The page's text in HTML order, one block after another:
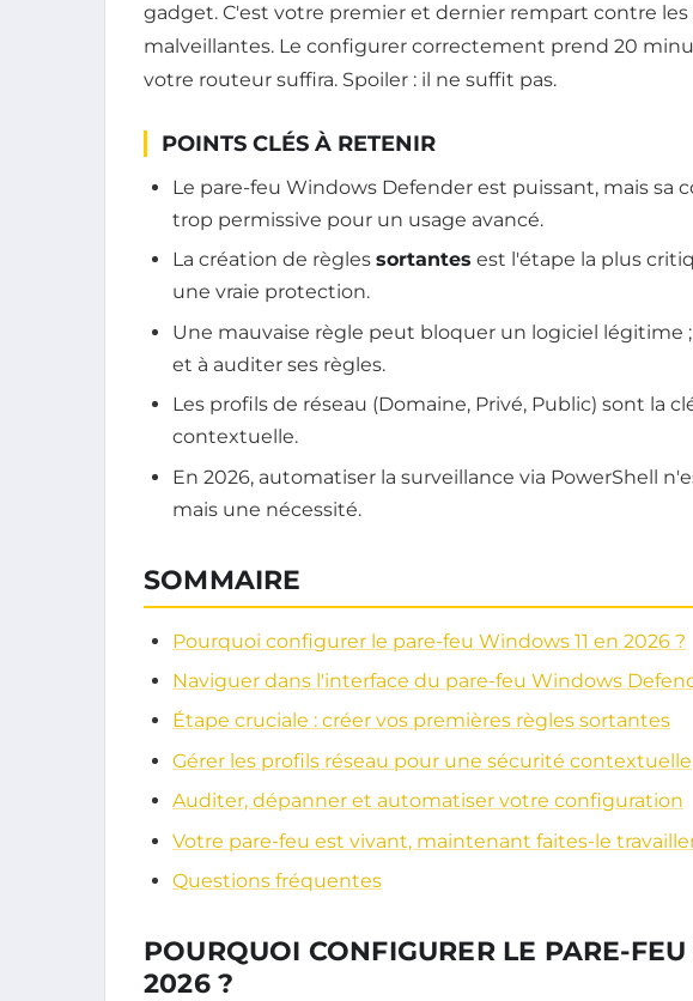
gadget. C'est votre premier et dernier rempart contre
malveillantes. Le configurer correctement prend 20
votre routeur suffira. Spoiler : il ne suffit pas.
POINTS CLÉS À RETENIR
Le pare-feu Windows Defender est puissant, mais sa
trop permissive pour un usage avancé.
La création de règles sortantes est l'étape la plus
une vraie protection.
Une mauvaise règle peut bloquer un logiciel légitime
et à auditer ses règles.
Les profils de réseau (Domaine, Privé, Public) sont la
contextuelle.
En 2026, automatiser la surveillance via PowerShell
mais une nécessité.
SOMMAIRE
Pourquoi configurer le pare-feu Windows 11 en 2026 ?
Naviguer dans l'interface du pare-feu Windows
Étape cruciale : créer vos premières règles sortantes
Gérer les profils réseau pour une sécurité contextuelle
Auditer, dépanner et automatiser votre configuration
Votre pare-feu est vivant, maintenant faites-le
Questions fréquentes
POURQUOI CONFIGURER LE PARE-
2026 ?